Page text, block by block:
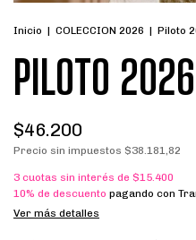
Inicio | COLECCION 2026 | Piloto
PILOTO
$46.200
Precio sin impuestos $38.181,82
3 cuotas sin interés de $15.400
10% de descuento pagando con
Ver más detalles